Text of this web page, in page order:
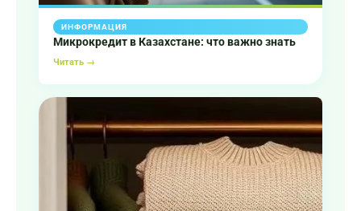
ИНФОРМАЦИЯ
Микрокредит в Казахстане: что важно знать
Читать →